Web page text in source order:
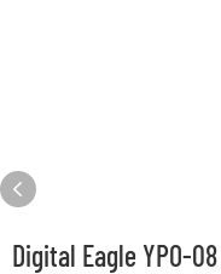
Digital Eagle YPO-